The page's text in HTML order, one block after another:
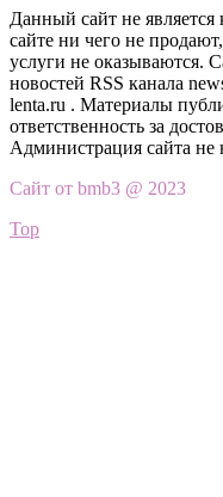
Данный сайт не
сайте ни чего не
услуги не оказываются.
новостей RSS канала
lenta.ru . Материалы
ответственность за
Администрация сайта не
Сайт от bmb3 @ 2023
Top